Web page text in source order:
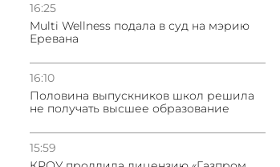
16:25
Multi Wellness подала в суд на мэрию
Еревана
16:10
Половина выпускников школ решила
не получать высшее образование
15:59